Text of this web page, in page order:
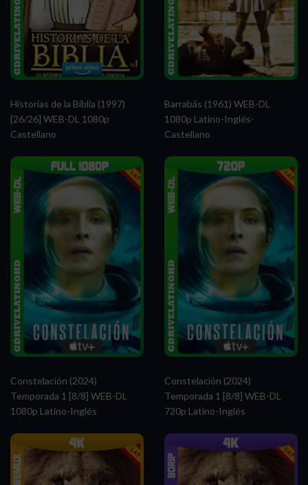
Historias de la Biblia (1997)
[26/26] WEB-DL 1080p
Castellano
Barrabás (1961) WEB-DL
1080p Latino-Inglés-
Castellano
Constelación (2024)
Temporada 1 [8/8] WEB-DL
1080p Latino-Inglés
Constelación (2024)
Temporada 1 [8/8] WEB-DL
720p Latino-Inglés